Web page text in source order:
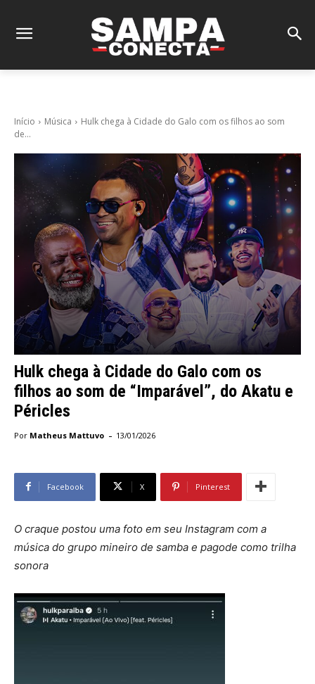
Início Música
Hulk chega à Cidade do Galo com os filhos ao som
de...
Hulk chega à Cidade do Galo com os
filhos ao som de “Imparável”, do Akatu e
Péricles
Por Matheus Mattuvo - 13/01/2026
Facebook X Pinterest
O craque postou uma foto em seu Instagram com a
música do grupo mineiro de samba e pagode como trilha
sonora